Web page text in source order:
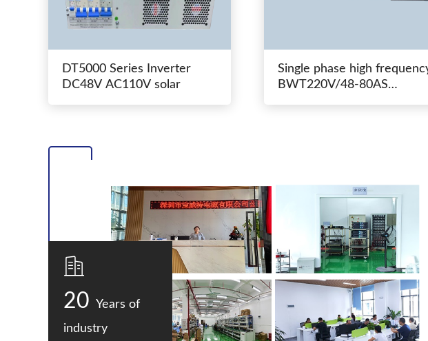
DT5000 Series Inverter
DC48V AC110V solar
Single phase high
BWT220V/48-80AS
20 Years of
industry